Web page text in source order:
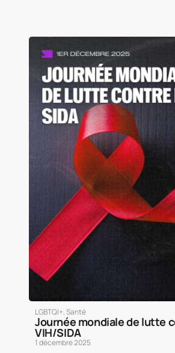
LGBTQI+,Santé
Journée mondiale de lutte
VIH/SIDA
1 décembre 2025